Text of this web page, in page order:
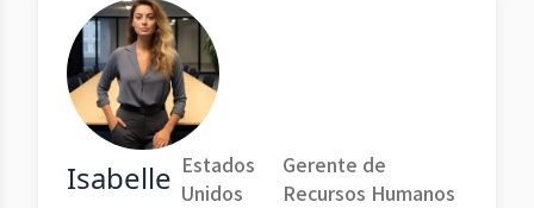
Isabelle Estados
Unidos
Gerente de
Recursos Humanos